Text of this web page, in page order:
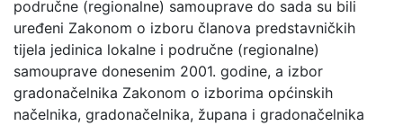
područne (regionalne) samouprave do sada su bili
uređeni Zakonom o izboru članova predstavničkih
tijela jedinica lokalne i područne (regionalne)
samouprave donesenim 2001. godine, a izbor
gradonačelnika Zakonom o izborima općinskih
načelnika, gradonačelnika, župana i gradonačelnika